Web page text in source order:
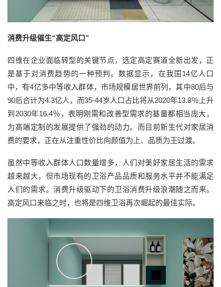
消费升级催生“高定风口”
四维在企业面临转型的关键节点，选定高定赛道全新出发，正
是基于对消费趋势的一种预判。数据显示，在我国14亿人口
中，有4亿多中等收入群体，市场规模居世界前列，其中80后与
90后合计为4.3亿人，而35-44岁人口占比将从2020年13.8％上升
到2030年16.4％，表明刚需和改善型需求的基量都相当庞大，
为高端定制的发展提供了强劲的动力。而目前新生代对家居消
费的要求，正在从注重性价比向颜值为上、品质为王过渡。
虽然中等收入群体人口数量增多，人们对美好家居生活的需求
越来越大，但市场现有的卫浴产品品质和服务水平并不能满足
人们的需求。消费升级驱动下的卫浴消费升级浪潮随之而来。
高定风口来临之时，也将是四维卫浴再次崛起的最佳实际。